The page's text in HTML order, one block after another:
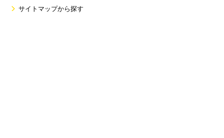
サイトマップから探す